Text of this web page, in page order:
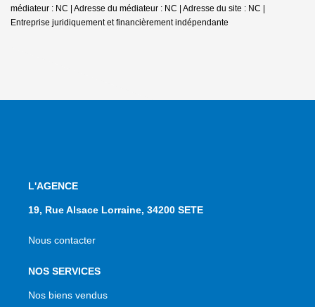
médiateur : NC | Adresse du médiateur : NC | Adresse du site : NC |
Entreprise juridiquement et financièrement indépendante
L'AGENCE
19, Rue Alsace Lorraine, 34200 SETE
Nous contacter
NOS SERVICES
Nos biens vendus